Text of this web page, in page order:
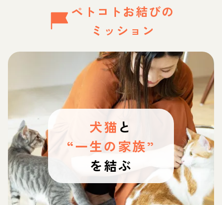
ペトコトお結びの
ミッション
犬猫 と
“一生の家族”
を結ぶ